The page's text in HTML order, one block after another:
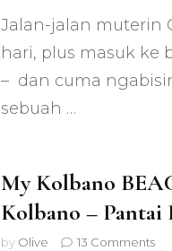
Did
in
Jalan-jalan muterin
hari, plus masuk ke
– dan cuma
sebuah …
My Kolbano
Kolbano –
by Olive 13 Commentson